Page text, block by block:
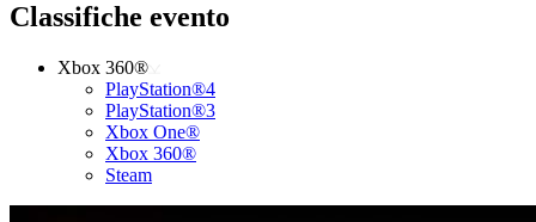
Classifiche evento
Xbox 360®
PlayStation®4
PlayStation®3
Xbox One®
Xbox 360®
Steam